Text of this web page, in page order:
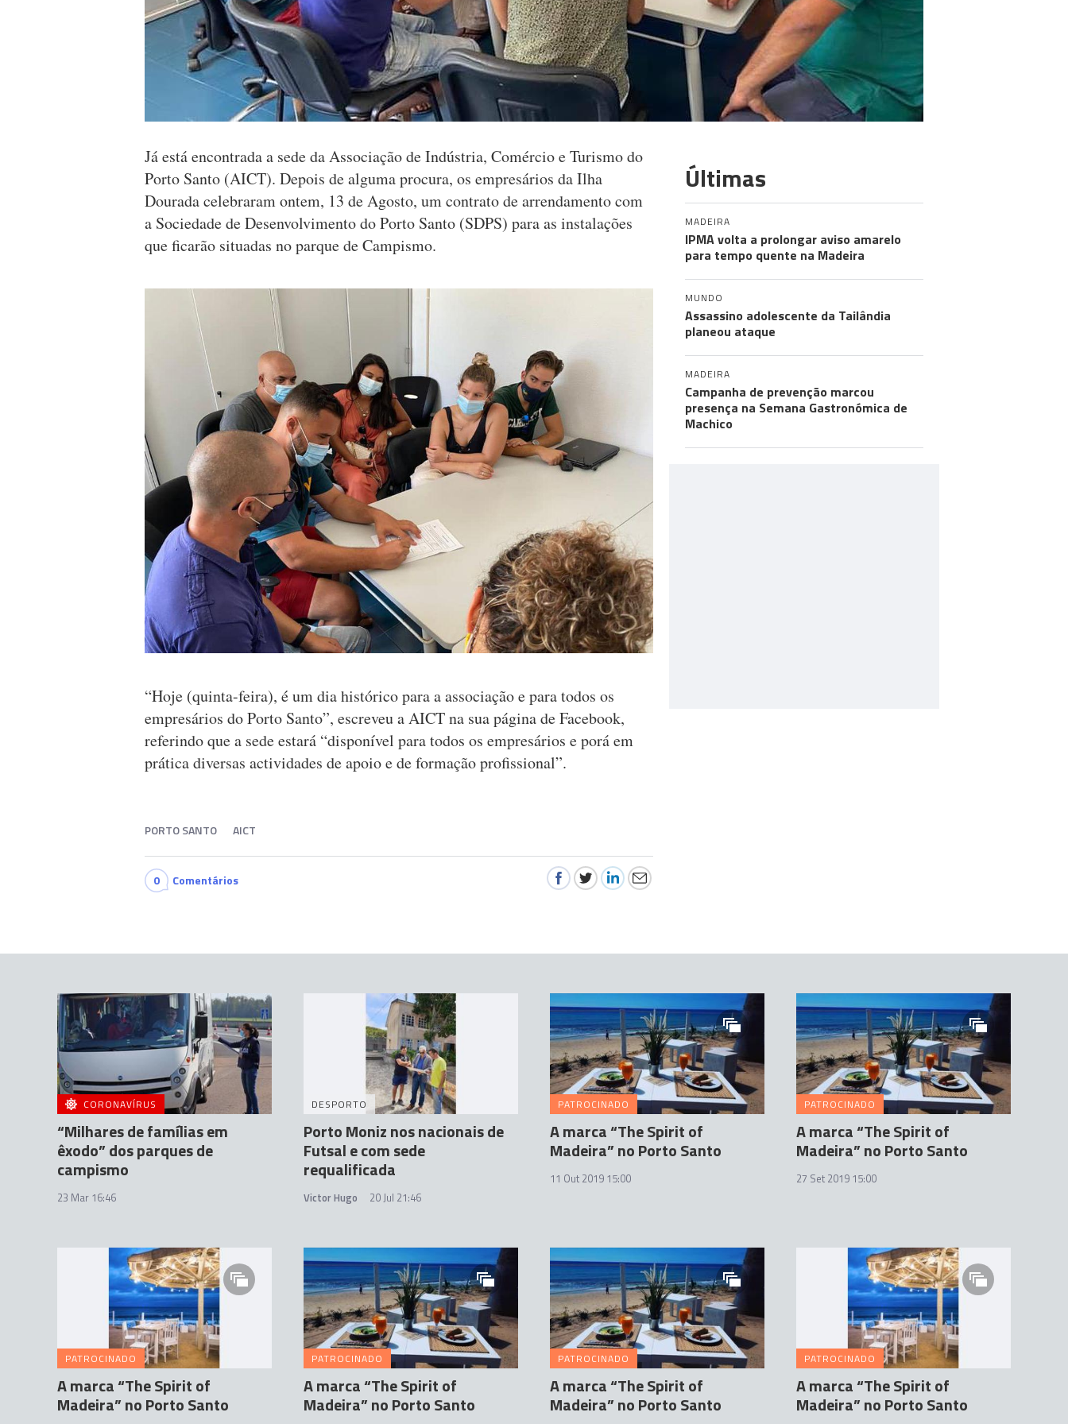
Já está encontrada a sede da Associação de Indústria, Comércio e Turismo do
Porto Santo (AICT). Depois de alguma procura, os empresários da Ilha
Dourada celebraram ontem, 13 de Agosto, um contrato de arrendamento com
a Sociedade de Desenvolvimento do Porto Santo (SDPS) para as instalações
que ficarão situadas no parque de Campismo.
“Hoje (quinta-feira), é um dia histórico para a associação e para todos os
empresários do Porto Santo”, escreveu a AICT na sua página de Facebook,
referindo que a sede estará “disponível para todos os empresários e porá em
prática diversas actividades de apoio e de formação profissional”.
PORTO SANTO AICT
0 Comentários
Últimas
MADEIRA
IPMA volta a prolongar aviso amarelo
para tempo quente na Madeira
MUNDO
Assassino adolescente da Tailândia
planeou ataque
MADEIRA
Campanha de prevenção marcou
presença na Semana Gastronómica de
Machico
CORONAVÍRUS
“Milhares de famílias em
êxodo” dos parques de
campismo
23 Mar 16:46
DESPORTO
Porto Moniz nos nacionais de
Futsal e com sede
requalificada
Victor Hugo 20 Jul 21:46
PATROCINADO
A marca “The Spirit of
Madeira” no Porto Santo
11 Out 2019 15:00
PATROCINADO
A marca “The Spirit of
Madeira” no Porto Santo
27 Set 2019 15:00
PATROCINADO
A marca “The Spirit of
Madeira” no Porto Santo
PATROCINADO
A marca “The Spirit of
Madeira” no Porto Santo
PATROCINADO
A marca “The Spirit of
Madeira” no Porto Santo
PATROCINADO
A marca “The Spirit of
Madeira” no Porto Santo